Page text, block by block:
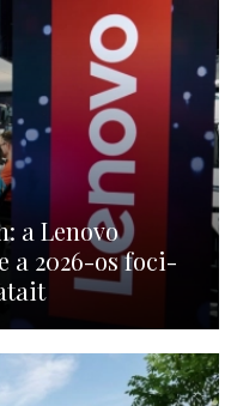
a Lenovo
a 2026-os foci-